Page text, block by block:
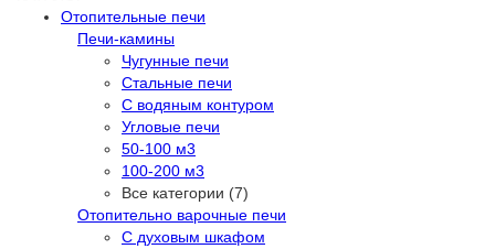
Отопительные печи
Печи-камины
Чугунные печи
Стальные печи
С водяным контуром
Угловые печи
50-100 м3
100-200 м3
Все категории (7)
Отопительно варочные печи
С духовым шкафом